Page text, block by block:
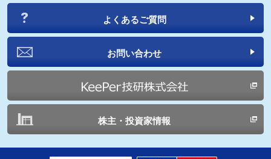
よくあるご質問
お問い合わせ
株主・投資家情報